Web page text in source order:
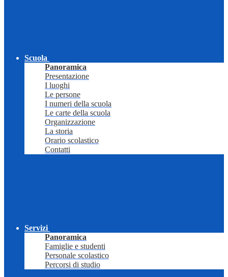
Scuola
Panoramica
Presentazione
I luoghi
Le persone
I numeri della scuola
Le carte della scuola
Organizzazione
La storia
Orario scolastico
Contatti
Servizi
Panoramica
Famiglie e studenti
Personale scolastico
Percorsi di studio